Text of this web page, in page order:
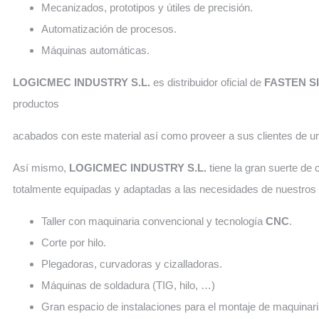
Mecanizados, prototipos y útiles de precisión.
Automatización de procesos.
Máquinas automáticas.
LOGICMEC INDUSTRY S.L. es distribuidor oficial de FASTEN
productos
acabados con este material así como proveer a sus clientes de
Así mismo, LOGICMEC INDUSTRY S.L. tiene la gran suerte de
totalmente equipadas y adaptadas a las necesidades de
Taller con maquinaria convencional y tecnología CNC.
Corte por hilo.
Plegadoras, curvadoras y cizalladoras.
Máquinas de soldadura (TIG, hilo, …)
Gran espacio de instalaciones para el montaje de